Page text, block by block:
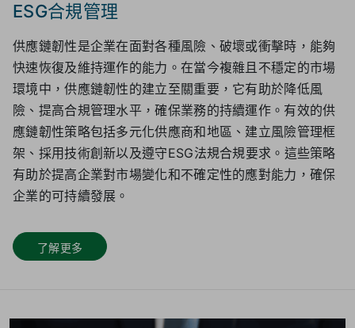
ESG合規管理
供應鏈韌性是企業在面對各種風險、破壞或衝擊時，能夠
快速恢復及維持運作的能力。在當今複雜且不穩定的市場
環境中，供應鏈韌性的建立至關重要，它有助於降低風
險、提高合規管理水平，確保業務的持續運作。有效的供
應鏈韌性策略包括多元化供應商和地區、建立風險管理框
架、採用技術創新以及遵守ESG法規合規要求。這些策略
有助於提高企業對市場變化和不確定性的應對能力，確保
企業的可持續發展。
了解更多